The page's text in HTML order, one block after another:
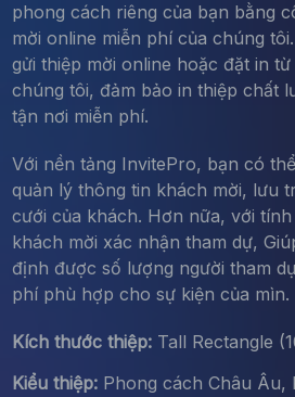
phong cách riêng của bạn bằng
mời online miễn phí của chúng
gửi thiệp mời online hoặc đặt in
chúng tôi, đảm bảo in thiệp chất
tận nơi miễn phí.
Với nền tảng InvitePro, bạn có
quản lý thông tin khách mời, lưu
cưới của khách. Hơn nữa, với
khách mời xác nhận tham dự,
định được số lượng người tham
phí phù hợp cho sự kiện của mìn.
Kích thước thiệp:Tall Rectangle
Kiểu thiệp:Phong cách Châu Âu,